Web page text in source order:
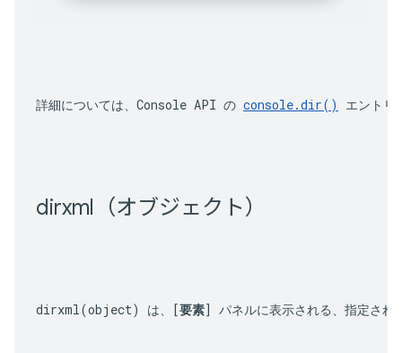
詳細については、Console API の console.dir() エントリ
dirxml（オブジェクト）
dirxml(object) は、[要素] パネルに表示される、指定さ